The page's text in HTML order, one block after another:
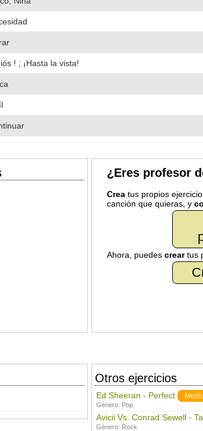
! ; ¡Hasta la vista!
¿Eres profesor
Creatus propios
canción que quieras, y
Ahora, puedes creartus
Otros ejercicios
Ed Sheeran - Perfect
Género: Pop
Avicii Vs. Conrad Sewell -
Género: Rock